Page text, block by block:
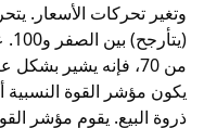
وتغير تحركات الأسعار.
من 70، فإنه يشير
ذروة البيع. يقوم مؤشر